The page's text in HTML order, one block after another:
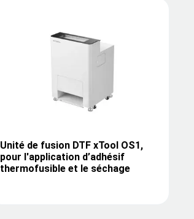
Unité de fusion DTF xTool OS1,
pour l'application d’adhésif
thermofusible et le séchage